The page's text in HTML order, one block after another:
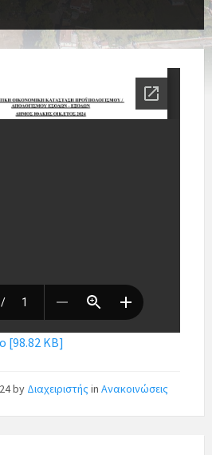
[98.82 KB]
by Διαχειριστής in Ανακοινώσεις